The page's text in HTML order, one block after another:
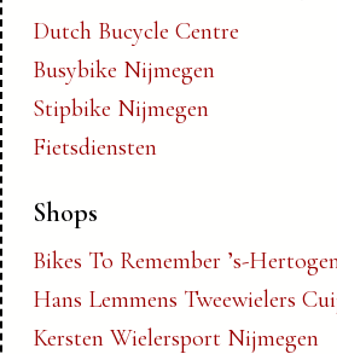
Dutch Bucycle Centre
Busybike Nijmegen
Stipbike Nijmegen
Fietsdiensten
Shops
Bikes To Remember ’s-
Hans Lemmens Tweewielers
Kersten Wielersport Nijmegen